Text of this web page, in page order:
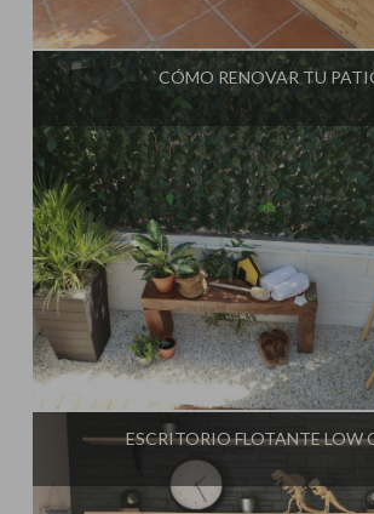
Influencer:Steffido
CÓMO RENOVAR TU
Influencer:Steffido
ESCRITORIO FLOTANTE LOW